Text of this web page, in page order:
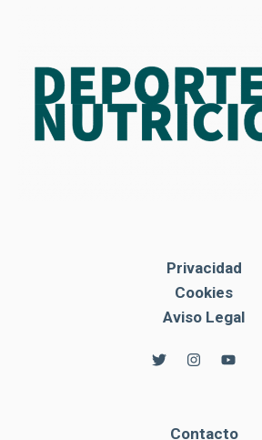
Privacidad
Cookies
Aviso Legal
Contacto